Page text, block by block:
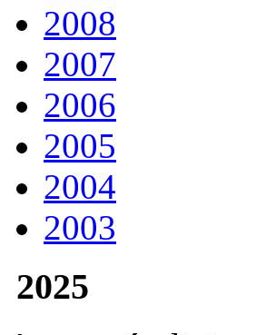
2008
2007
2006
2005
2004
2003
2025